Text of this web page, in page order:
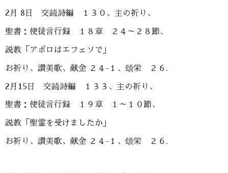
2月 8日 交読詩編 １３０、主の祈り、
聖書：使徒言行録 １８章 ２４～２８節、
説教「アポロはエフェソで」
お祈り、讃美歌、献金 ２４-１、頌栄 ２６.
2月15日 交読詩編 １３３、主の祈り、
聖書：使徒言行録 １９章 １～１０節、
説教「聖霊を受けましたか」
お祈り、讃美歌、献金 ２４-１、頌栄 ２６.